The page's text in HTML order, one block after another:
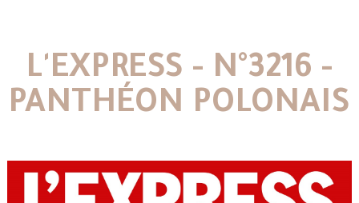
L'EXPRESS - N°3216 -
PANTHÉON POLONAIS